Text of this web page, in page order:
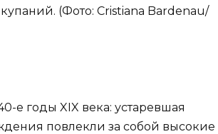
(Фото: Cristiana Bardenau/
е годы XIX века: устаревшая
повлекли за собой высокие